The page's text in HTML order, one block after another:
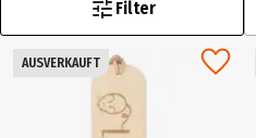
Filter
AUSVERKAUFT